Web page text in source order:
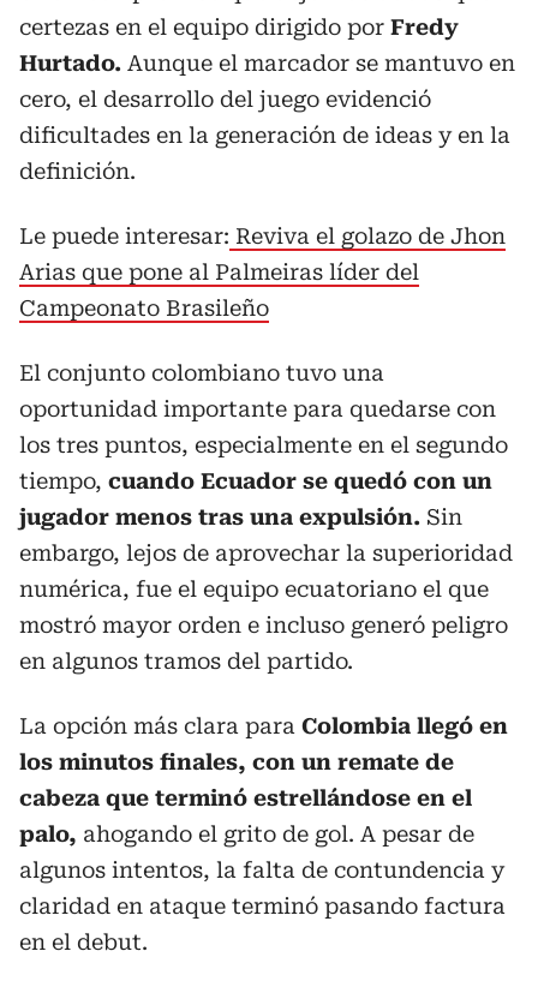
certezas en el equipo dirigido por Fredy
Hurtado. Aunque el marcador se mantuvo en
cero, el desarrollo del juego evidenció
dificultades en la generación de ideas y en la
definición.
Le puede interesar: Reviva el golazo de Jhon
Arias que pone al Palmeiras líder del
Campeonato Brasileño
El conjunto colombiano tuvo una
oportunidad importante para quedarse con
los tres puntos, especialmente en el segundo
tiempo, cuando Ecuador se quedó con un
jugador menos tras una expulsión. Sin
embargo, lejos de aprovechar la superioridad
numérica, fue el equipo ecuatoriano el que
mostró mayor orden e incluso generó peligro
en algunos tramos del partido.
La opción más clara para Colombia llegó en
los minutos finales, con un remate de
cabeza que terminó estrellándose en el
palo, ahogando el grito de gol. A pesar de
algunos intentos, la falta de contundencia y
claridad en ataque terminó pasando factura
en el debut.